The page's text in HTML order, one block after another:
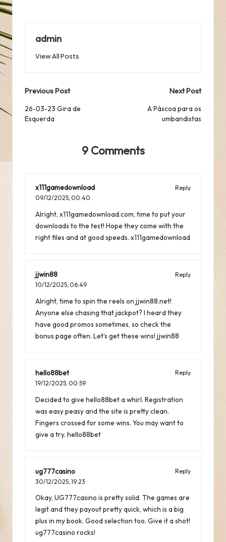
admin
View All Posts
Post
navigation
Previous Post
26-03-23 Gira de
Esquerda
Next Post
A Páscoa para os
umbandistas
9 Comments
x111gamedownload
Reply
09/12/2025,00:40
Alright, x111gamedownload.com, time to put your
downloads to the test! Hope they come with the
right files and at good speeds. x111gamedownload
jjwin88
Reply
10/12/2025,06:49
Alright, time to spin the reels on jjwin88.net!
Anyone else chasing that jackpot? I heard they
have good promos sometimes, so check the
bonus page often. Let’s get these wins! jjwin88
hello88bet
Reply
19/12/2025, 00:59
Decided to give hello88bet a whirl. Registration
was easy peasy and the site is pretty clean.
Fingers crossed for some wins. You may want to
give a try. hello88bet
ug777casino
Reply
30/12/2025, 19:23
Okay, UG777casino is pretty solid. The games are
legit and they payout pretty quick, which is a big
plus in my book. Good selection too. Give it a shot!
ug777casino rocks!